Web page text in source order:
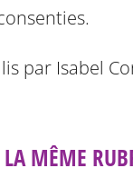
par Isabel
MÊME